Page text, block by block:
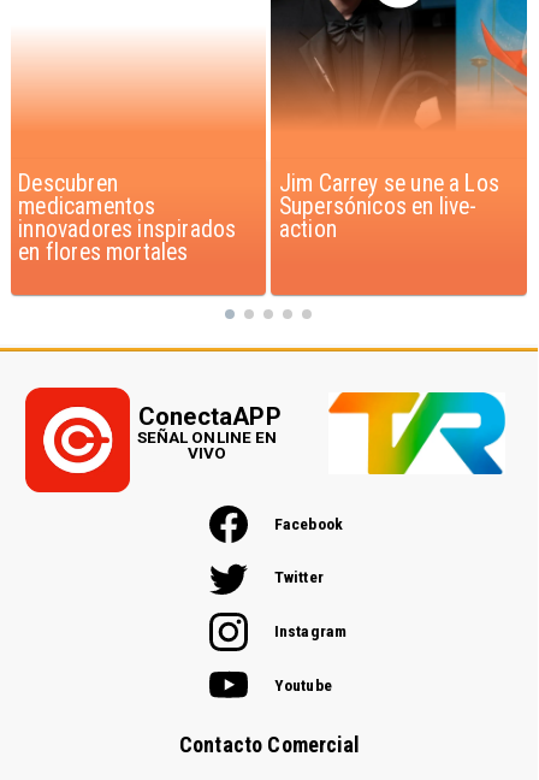
Jim Carrey se une a Los
Supersónicos en live-
action
Iaán: la historia de
superación que inspira a
Chile
Facebook
Twitter
Instagram
Youtube
Contacto Comercial
ConectaAPP
SEÑAL ONLINE EN
VIVO